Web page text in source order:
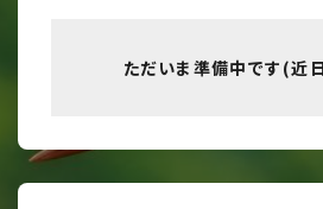
ただいま準備中です(近